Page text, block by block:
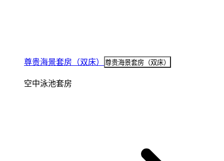
尊贵海景套房（双床） 尊贵海景套房（双床）
空中泳池套房